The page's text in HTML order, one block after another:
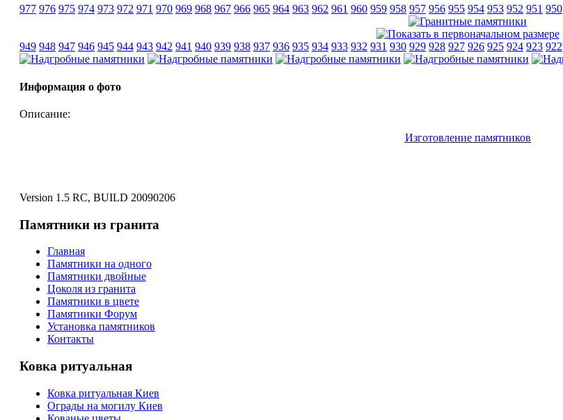
977 976 975 974 973 972 971 970 969 968 967 966 965 964 963 962 961 960 959 958 957 956 955 954 953 952 951 950
949 948 947 946 945 944 943 942 941 940 939 938 937 936 935 934 933 932 931 930 929 928 927 926 925 924 923 922
Информация о фото
Описание:
Изготовление памятников
Version 1.5 RC, BUILD 20090206
Памятники из гранита
Главная
Памятники на одного
Памятники двойные
Цоколя из гранита
Памятники в цвете
Памятники Форум
Установка памятников
Контакты
Ковка ритуальная
Ковка ритуальная Киев
Ограды на могилу Киев